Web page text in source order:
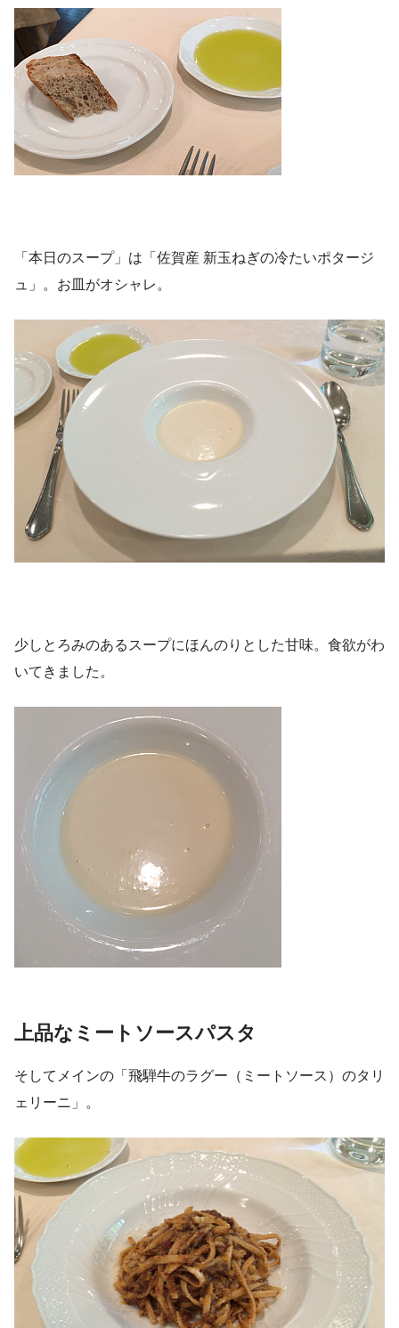
「本日のスープ」は「佐賀産 新玉ねぎの冷たいポタージ
ュ」。お皿がオシャレ。
少しとろみのあるスープにほんのりとした甘味。食欲がわ
いてきました。
上品なミートソースパスタ
そしてメインの「飛騨牛のラグー（ミートソース）のタリ
ェリーニ」。